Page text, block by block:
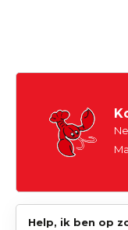
Help, ik ben op